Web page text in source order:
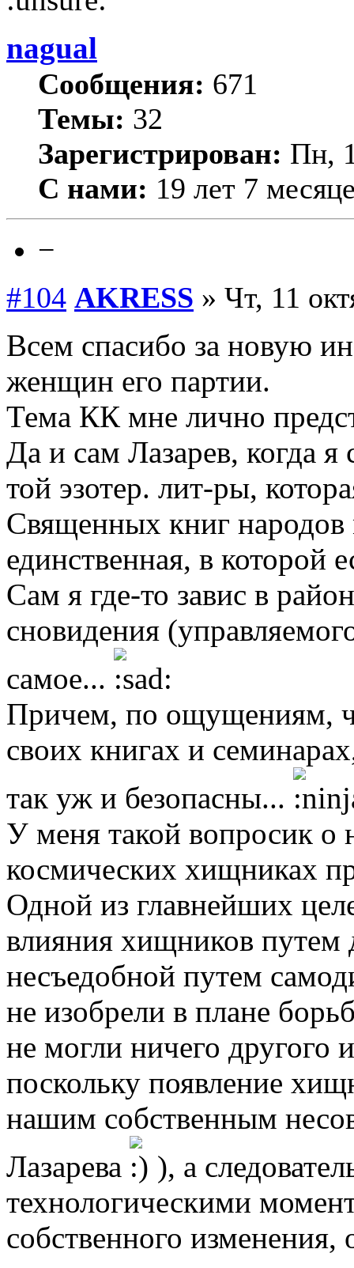
nagual
Сообщения: 671
Темы: 32
Зарегистрирован: Пн,
С нами: 19 лет 7
−
#104 AKRESS » Чт, 11
Всем спасибо за новую
женщин его партии.
Тема КК мне лично
Да и сам Лазарев, когда я
той эзотер. лит-ры,
Священных книг народов
единственная, в которой
Сам я где-то завис в
сновидения
самое...
Причем, по ощущениям,
своих книгах и
так уж и безопасны...
У меня такой вопросик о
космических хищниках
Одной из главнейших
влияния хищников путем
несъедобной путем
не изобрели в плане
не могли ничего другого
поскольку появление
нашим собственным
Лазарева
), а
технологическими
собственного изменения,